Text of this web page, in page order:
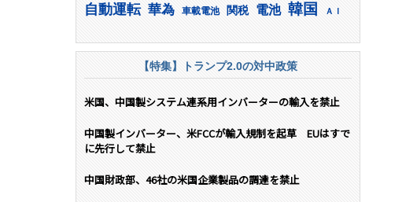
自動運転 華為 車載電池 関税 電池 韓国 ＡＩ
【特集】トランプ2.0の対中政策
米国、中国製システム連系用インバーターの輸入を禁止
中国製インバーター、米FCCが輸入規制を起草 EUはすで
に先行して禁止
中国財政部、46社の米国企業製品の調達を禁止